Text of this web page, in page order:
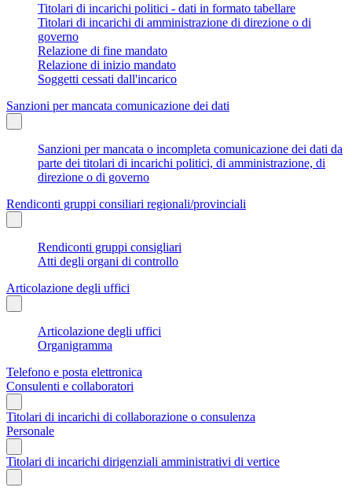
Titolari di incarichi politici - dati in formato tabellare
Titolari di incarichi di amministrazione di direzione o di
governo
Relazione di fine mandato
Relazione di inizio mandato
Soggetti cessati dall'incarico
Sanzioni per mancata comunicazione dei dati
Sanzioni per mancata o incompleta comunicazione dei dati da
parte dei titolari di incarichi politici, di amministrazione, di
direzione o di governo
Rendiconti gruppi consiliari regionali/provinciali
Rendiconti gruppi consigliari
Atti degli organi di controllo
Articolazione degli uffici
Articolazione degli uffici
Organigramma
Telefono e posta elettronica
Consulenti e collaboratori
Titolari di incarichi di collaborazione o consulenza
Personale
Titolari di incarichi dirigenziali amministrativi di vertice